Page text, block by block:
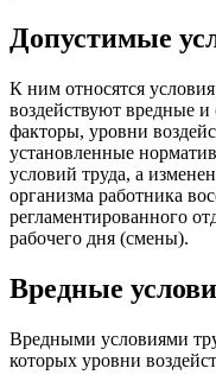
Допустимые
К ним относятся
воздействуют вредные
факторы, уровни
установленные
условий труда, а
организма работника
регламентированного
рабочего дня (смены).
Вредные
Вредными условиями
которых уровни